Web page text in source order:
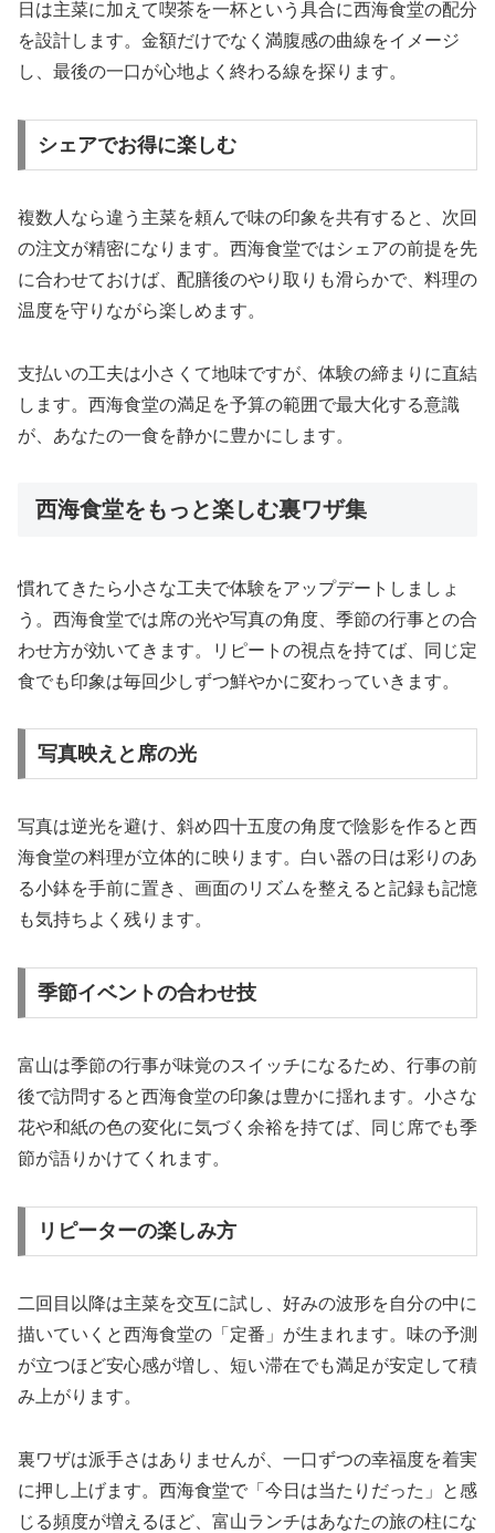
日は主菜に加えて喫茶を一杯という具合に西海食堂の配分
を設計します。金額だけでなく満腹感の曲線をイメージ
し、最後の一口が心地よく終わる線を探ります。
シェアでお得に楽しむ
複数人なら違う主菜を頼んで味の印象を共有すると、次回
の注文が精密になります。西海食堂ではシェアの前提を先
に合わせておけば、配膳後のやり取りも滑らかで、料理の
温度を守りながら楽しめます。
支払いの工夫は小さくて地味ですが、体験の締まりに直結
します。西海食堂の満足を予算の範囲で最大化する意識
が、あなたの一食を静かに豊かにします。
西海食堂をもっと楽しむ裏ワザ集
慣れてきたら小さな工夫で体験をアップデートしましょ
う。西海食堂では席の光や写真の角度、季節の行事との合
わせ方が効いてきます。リピートの視点を持てば、同じ定
食でも印象は毎回少しずつ鮮やかに変わっていきます。
写真映えと席の光
写真は逆光を避け、斜め四十五度の角度で陰影を作ると西
海食堂の料理が立体的に映ります。白い器の日は彩りのあ
る小鉢を手前に置き、画面のリズムを整えると記録も記憶
も気持ちよく残ります。
季節イベントの合わせ技
富山は季節の行事が味覚のスイッチになるため、行事の前
後で訪問すると西海食堂の印象は豊かに揺れます。小さな
花や和紙の色の変化に気づく余裕を持てば、同じ席でも季
節が語りかけてくれます。
リピーターの楽しみ方
二回目以降は主菜を交互に試し、好みの波形を自分の中に
描いていくと西海食堂の「定番」が生まれます。味の予測
が立つほど安心感が増し、短い滞在でも満足が安定して積
み上がります。
裏ワザは派手さはありませんが、一口ずつの幸福度を着実
に押し上げます。西海食堂で「今日は当たりだった」と感
じる頻度が増えるほど、富山ランチはあなたの旅の柱にな